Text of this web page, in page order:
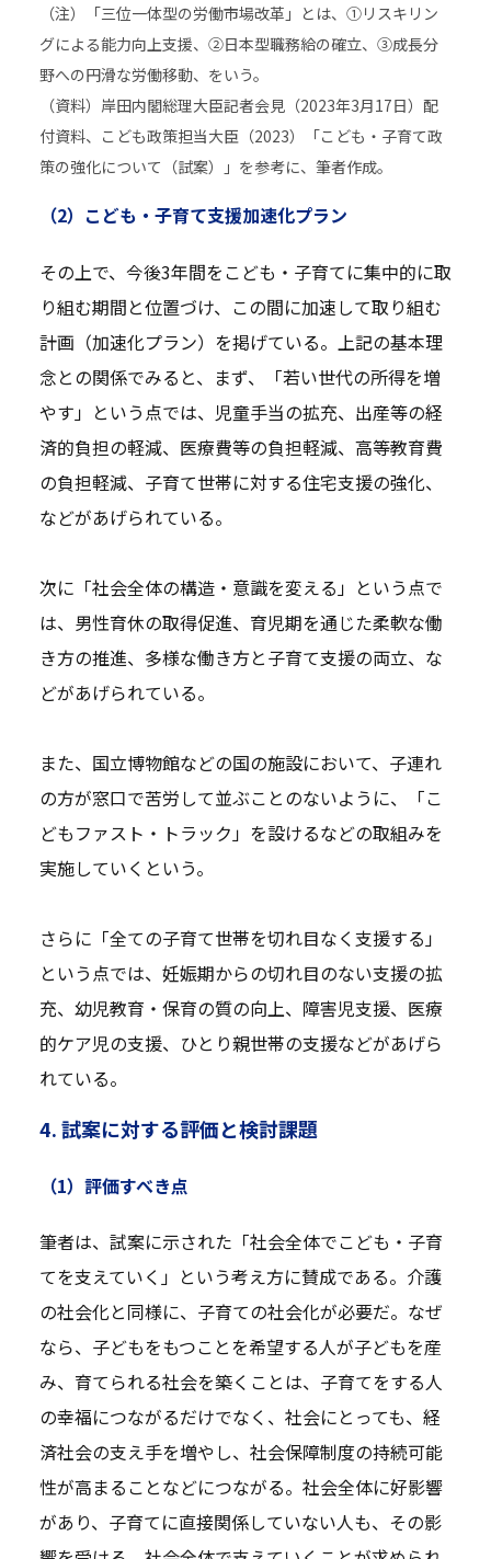
（注）「三位一体型の労働市場改革」とは、①リスキリン
グによる能力向上支援、②日本型職務給の確立、③成長分
野への円滑な労働移動、をいう。
（資料）岸田内閣総理大臣記者会見（2023年3月17日）配
付資料、こども政策担当大臣（2023）「こども・子育て政
策の強化について（試案）」を参考に、筆者作成。
（2）こども・子育て支援加速化プラン
その上で、今後3年間をこども・子育てに集中的に取
り組む期間と位置づけ、この間に加速して取り組む
計画（加速化プラン）を掲げている。上記の基本理
念との関係でみると、まず、「若い世代の所得を増
やす」という点では、児童手当の拡充、出産等の経
済的負担の軽減、医療費等の負担軽減、高等教育費
の負担軽減、子育て世帯に対する住宅支援の強化、
などがあげられている。
次に「社会全体の構造・意識を変える」という点で
は、男性育休の取得促進、育児期を通じた柔軟な働
き方の推進、多様な働き方と子育て支援の両立、な
どがあげられている。
また、国立博物館などの国の施設において、子連れ
の方が窓口で苦労して並ぶことのないように、「こ
どもファスト・トラック」を設けるなどの取組みを
実施していくという。
さらに「全ての子育て世帯を切れ目なく支援する」
という点では、妊娠期からの切れ目のない支援の拡
充、幼児教育・保育の質の向上、障害児支援、医療
的ケア児の支援、ひとり親世帯の支援などがあげら
れている。
4. 試案に対する評価と検討課題
（1）評価すべき点
筆者は、試案に示された「社会全体でこども・子育
てを支えていく」という考え方に賛成である。介護
の社会化と同様に、子育ての社会化が必要だ。なぜ
なら、子どもをもつことを希望する人が子どもを産
み、育てられる社会を築くことは、子育てをする人
の幸福につながるだけでなく、社会にとっても、経
済社会の支え手を増やし、社会保障制度の持続可能
性が高まることなどにつながる。社会全体に好影響
があり、子育てに直接関係していない人も、その影